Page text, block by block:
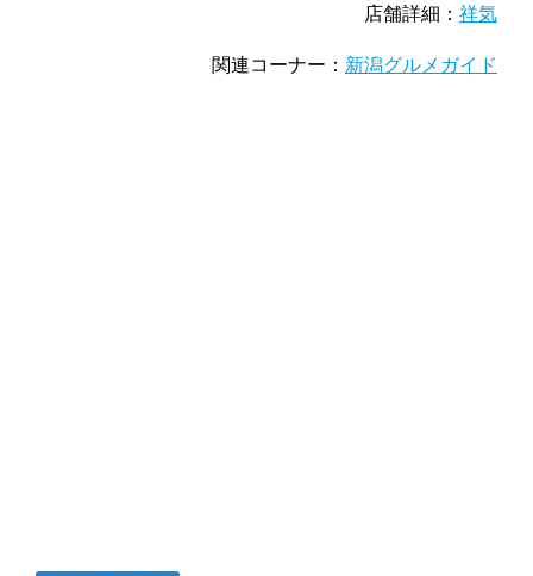
店舗詳細： 祥気
関連コーナー： 新潟グルメガイド